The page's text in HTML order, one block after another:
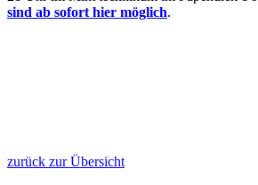
sind ab sofort hier möglich.
zurück zur Übersicht